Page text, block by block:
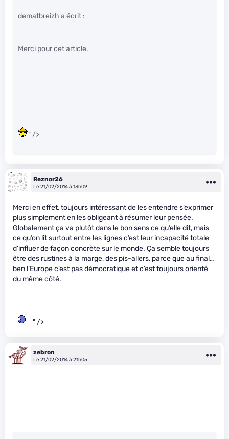
dematbreizh a écrit :
Merci pour cet article.
" />
Reznor26
Le 21/02/2014 à 13h09
Merci en effet, toujours intéressant de les entendre s’exprimer
plus simplement en les obligeant à résumer leur pensée.
Globalement ça va plutôt dans le bon sens ce qu’elle dit, mais
ce qu’on lit surtout entre les lignes c’est leur incapacité totale
d’influer de façon concrète sur le monde. Ça semble toujours
être des rustines à la marge, des pis-allers, parce que au final…
ben l’Europe c’est pas démocratique et c’est toujours orienté
du même côté.
" />
zebron
Le 21/02/2014 à 21h05